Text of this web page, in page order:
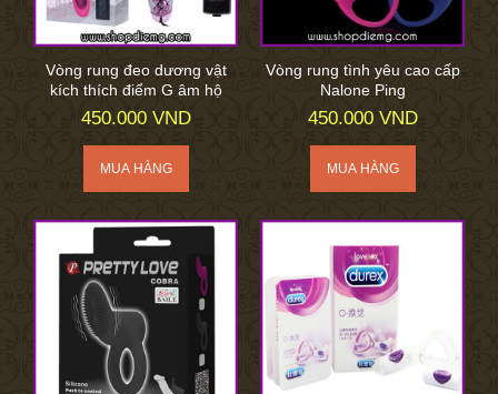
Vòng rung đeo dương vật
kích thích điểm G âm hộ
450.000 VND
Vòng rung tình yêu cao cấp
Nalone Ping
450.000 VND